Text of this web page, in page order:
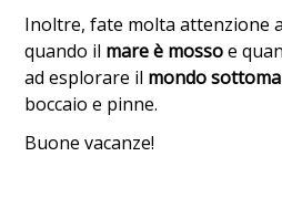
Inoltre, fate molta attenzione
quando il mare è mossoe
ad esplorare il mondo
boccaio e pinne.
Buone vacanze!